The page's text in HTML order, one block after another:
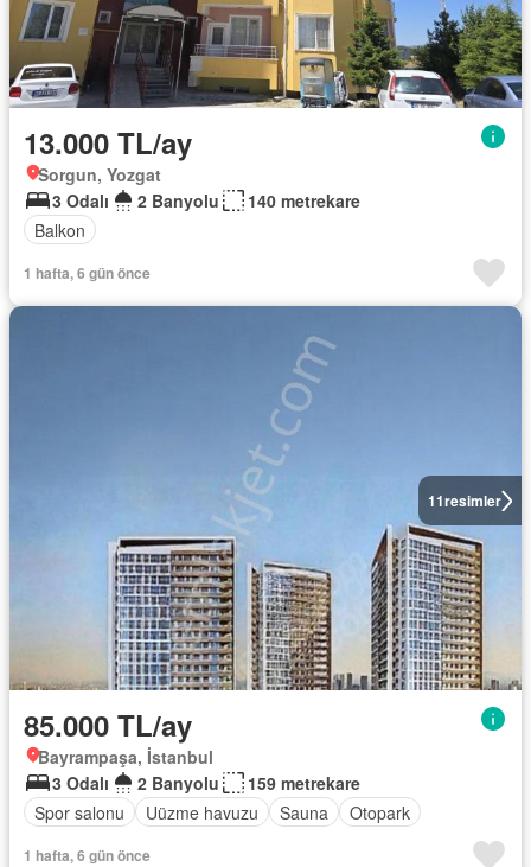
13.000 TL/ay
Sorgun, Yozgat
3 Odalı
2 Banyolu
140 metrekare
Balkon
1 hafta, 6 gün önce
11resimler
85.000 TL/ay
Bayrampaşa, İstanbul
3 Odalı
2 Banyolu
159 metrekare
Spor salonu
Uüzme havuzu Sauna Otopark
1 hafta, 6 gün önce